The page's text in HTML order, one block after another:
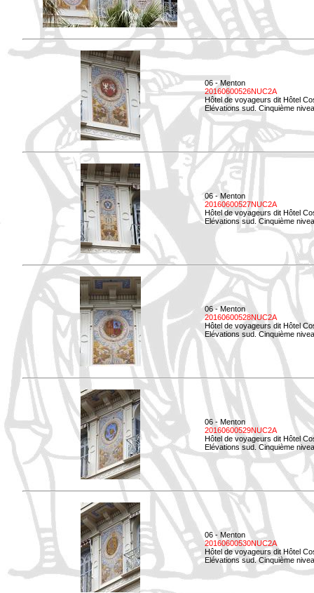
06 - Menton
20160600526NUC2A
Hôtel de voyageurs dit Hôtel
Elévations sud. Cinquième
06 - Menton
20160600527NUC2A
Hôtel de voyageurs dit Hôtel
Elévations sud. Cinquième
06 - Menton
20160600528NUC2A
Hôtel de voyageurs dit Hôtel
Elévations sud. Cinquième
06 - Menton
20160600529NUC2A
Hôtel de voyageurs dit Hôtel
Elévations sud. Cinquième
06 - Menton
20160600530NUC2A
Hôtel de voyageurs dit Hôtel
Elévations sud. Cinquième